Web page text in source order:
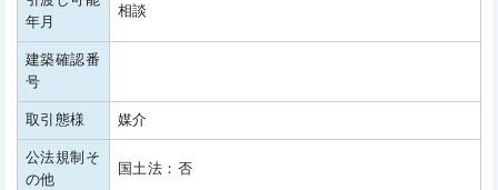
年月
相談
建築確認番
号
取引態様 媒介
公法規制そ
の他
国土法：否